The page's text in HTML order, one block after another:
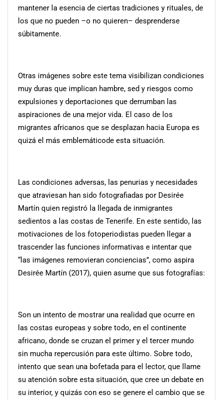
mantener la esencia de ciertas tradiciones y rituales, de
los que no pueden –o no quieren– desprenderse
súbitamente.
Otras imágenes sobre este tema visibilizan condiciones
muy duras que implican hambre, sed y riesgos como
expulsiones y deportaciones que derrumban las
aspiraciones de una mejor vida. El caso de los
migrantes africanos que se desplazan hacia Europa es
quizá el más emblemáticode esta situación.
Las condiciones adversas, las penurias y necesidades
que atraviesan han sido fotografiadas por Desirée
Martín quien registró la llegada de inmigrantes
sedientos a las costas de Tenerife. En este sentido, las
motivaciones de los fotoperiodistas pueden llegar a
trascender las funciones informativas e intentar que
“las imágenes removieran conciencias”, como aspira
Desirée Martín (2017), quien asume que sus fotografías:
Son un intento de mostrar una realidad que ocurre en
las costas europeas y sobre todo, en el continente
africano, donde se cruzan el primer y el tercer mundo
sin mucha repercusión para este último. Sobre todo,
intento que sean una bofetada para el lector, que llame
su atención sobre esta situación, que cree un debate en
su interior, y quizás con eso se genere el cambio que se